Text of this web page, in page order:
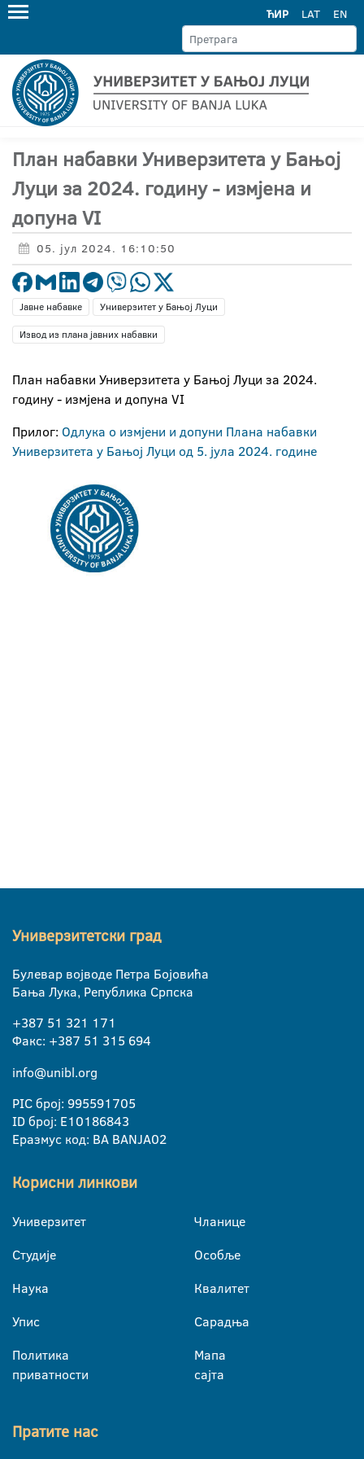
ЋИР LAT EN
План набавки Универзитета у Бањој
Луци за 2024. годину - измјена и
допуна VI
05. јул 2024. 16:10:50
Јавне набавке
Универзитет у Бањој Луци
Извод из плана јавних набавки
План набавки Универзитета у Бањој Луци за 2024.
годину - измјена и допуна VI
Прилог: Одлука о измјени и допуни Планa набавки
Универзитета у Бањој Луци од 5. јула 2024. године
Универзитетски град
Булевар војводе Петра Бојовића
Бања Лука, Република Српска
+387 51 321 171
Факс: +387 51 315 694
info@unibl.org
PIC број: 995591705
ID број: E10186843
Еразмус код: BA BANJA02
Корисни линкови
Универзитет
Студије
Наука
Упис
Политика
приватности
Чланице
Особље
Квалитет
Сарадња
Мапа
сајта
Пратите нас